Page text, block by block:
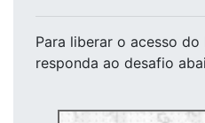
Para liberar o acesso do
responda ao desafio